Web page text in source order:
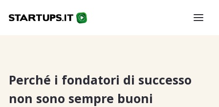
Perché i fondatori di successo
non sono sempre buoni